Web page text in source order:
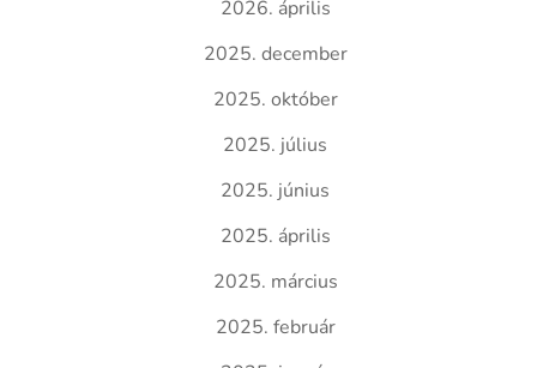
2026. április
2025. december
2025. október
2025. július
2025. június
2025. április
2025. március
2025. február